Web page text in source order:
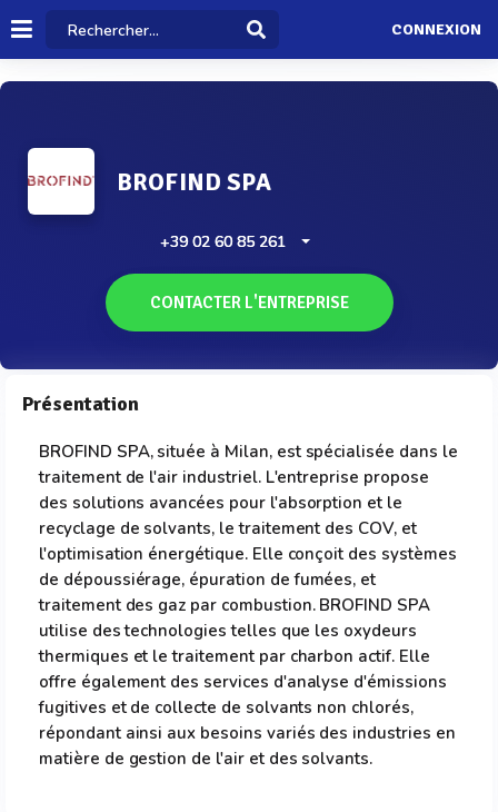
CONNEXION
BROFIND SPA
+39 02 60 85 261
CONTACTER L'ENTREPRISE
Présentation
BROFIND SPA, située à Milan, est spécialisée dans le
traitement de l'air industriel. L'entreprise propose
des solutions avancées pour l'absorption et le
recyclage de solvants, le traitement des COV, et
l'optimisation énergétique. Elle conçoit des systèmes
de dépoussiérage, épuration de fumées, et
traitement des gaz par combustion. BROFIND SPA
utilise des technologies telles que les oxydeurs
thermiques et le traitement par charbon actif. Elle
offre également des services d'analyse d'émissions
fugitives et de collecte de solvants non chlorés,
répondant ainsi aux besoins variés des industries en
matière de gestion de l'air et des solvants.